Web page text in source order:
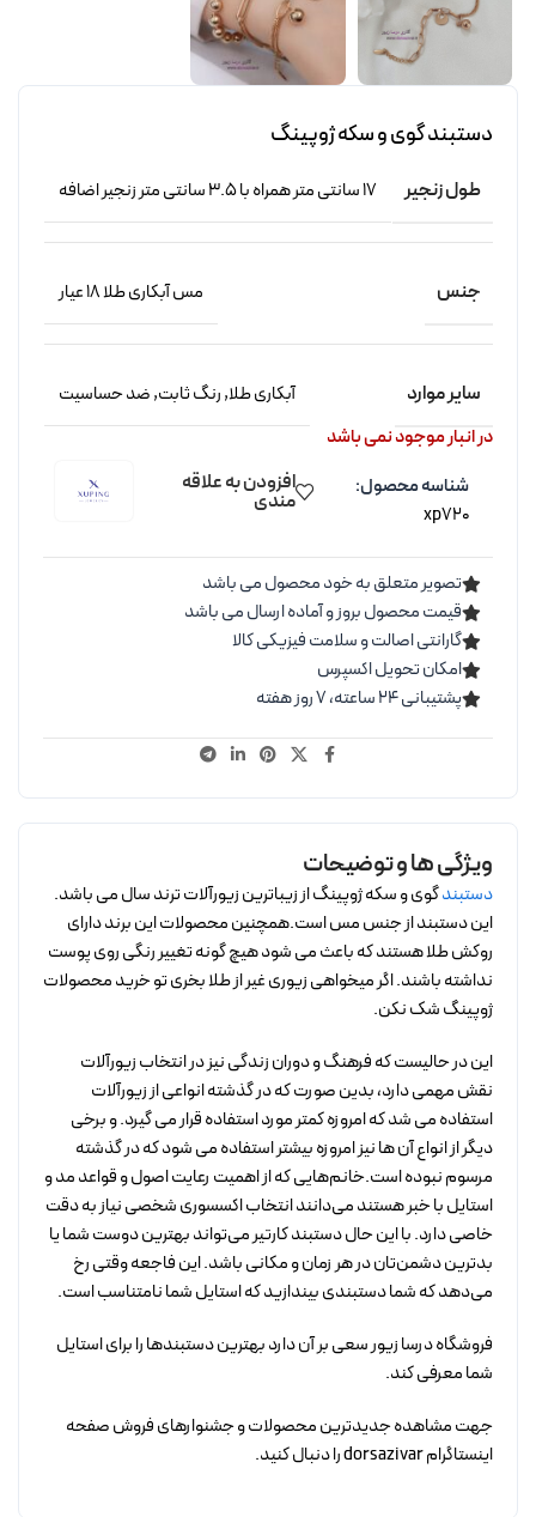
دستبند گوی و سکه ژوپینگ
طول زنجیر 17 سانتی متر همراه با 3.5 سانتی متر زنجیر اضافه
جنس مس آبکاری طلا 18 عیار
سایر موارد آبکاری طلا,رنگ ثابت,ضد حساسیت
در انبار موجود نمی باشد
شناسه محصول:
xp720
افزودن به علاقه
مندی
تصویر متعلق به خود محصول می باشد
قیمت محصول بروز و آماده ارسال می باشد
گارانتی اصالت و سلامت فیزیکی کالا
امکان تحویل اکسپرس
پشتیبانی ۲۴ ساعته، ۷ روز هفته
ویژگی ها و توضیحات
دستبندگوی و سکه ژوپینگ از زیباترین زیورآلات ترند سال می باشد.
این دستبند از جنس مس است.همچنین محصولات این برند دارای
روکش طلا هستند که باعث می شود هیچ گونه تغییر رنگی روی پوست
نداشته باشند. اگر میخواهی زیوری غیر از طلا بخری تو خرید محصولات
ژوپینگ شک نکن.
این در حالیست که فرهنگ و دوران زندگی نیز در انتخاب زیورآلات
نقش مهمی دارد، بدین صورت که در گذشته انواعی از زیورآلات
استفاده می شد که امروزه کمتر مورد استفاده قرار می گیرد. و برخی
دیگر از انواع آن ها نیز امروزه بیشتر استفاده می شود که در گذشته
مرسوم نبوده است.خانم‌هایی که از اهمیت رعایت اصول و قواعد مد و
استایل با خبر هستند می‌دانند انتخاب اکسسوری شخصی نیاز به دقت
خاصی دارد. با این حال دستبند کارتیر می‌تواند بهترین دوست شما یا
بدترین دشمن‌تان در هر زمان و مکانی باشد. این فاجعه وقتی رخ
می‌دهد که شما دستبندی بیندازید که استایل شما نامتناسب است.
فروشگاه درسا زیور سعی بر آن دارد بهترین دستبندها را برای استایل
شما معرفی کند.
جهت مشاهده جدیدترین محصولات و جشنوارهای فروش صفحه
اینستاگرام dorsazivar را دنبال کنید.